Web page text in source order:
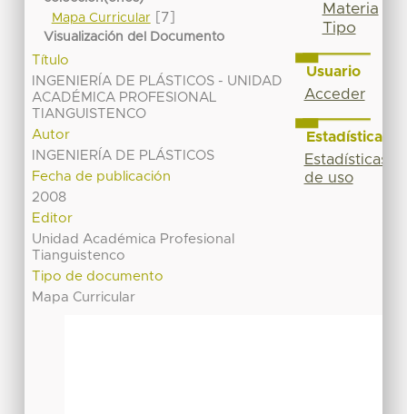
Mapa Curricular[7]
Visualización del Documento
Título
INGENIERÍA DE PLÁSTICOS - UNIDAD
ACADÉMICA PROFESIONAL
TIANGUISTENCO
Autor
INGENIERÍA DE PLÁSTICOS
Fecha de publicación
2008
Editor
Unidad Académica Profesional
Tianguistenco
Tipo de documento
Mapa Curricular
Materia
Tipo
Usuario
Acceder
Estadísticas
Estadísticas
de uso